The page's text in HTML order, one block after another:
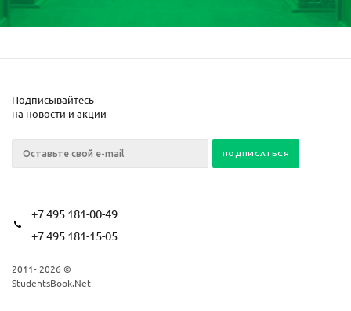
Подписывайтесь
на новости и акции
+7 495 181-00-49
+7 495 181-15-05
2011- 2026 ©
StudentsBook.Net